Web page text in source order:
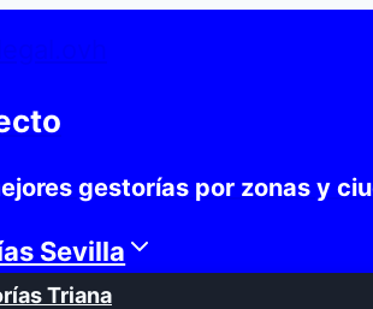
gestorías por zonas y
Sevilla
Triana